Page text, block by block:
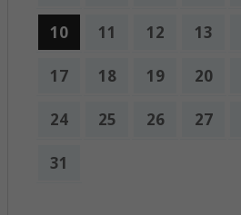
10 11 12 13
17 18 19 20
24 25 26 27
31